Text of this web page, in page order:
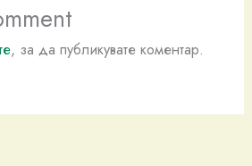
, за да публикувате коментар.